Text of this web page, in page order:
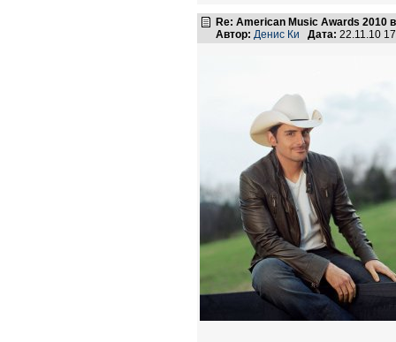
Re: American Music Awards 2010
Автор: Денис Ки Дата: 22.11.10